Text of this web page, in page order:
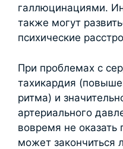
галлюцинациями.
также могут
психические
При проблемах с
тахикардия
ритма) и
артериального
вовремя не
может закончиться